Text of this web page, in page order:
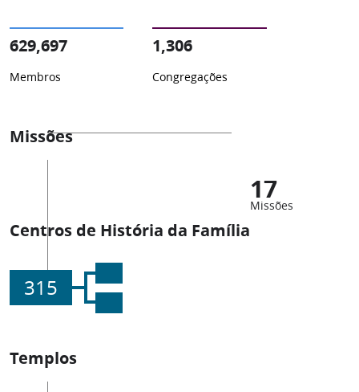
629,697
Membros
1,306
Congregações
Missões
17
Missões
Centros de História da Família
315
Templos